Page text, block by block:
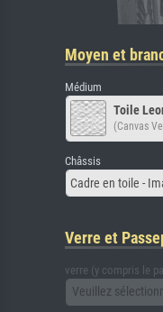
Moyen et
Médium
Toile
(Canvas
Châssis
Cadre en toile -
Verre et
verre (y compris le
Veuillez